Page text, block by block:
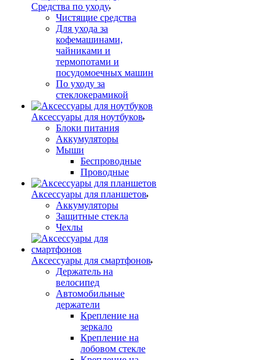
Средства по уходу
Чистящие средства
Для ухода за
кофемашинами,
чайниками и
термопотами и
посудомоечных машин
По уходу за
стеклокерамикой
Аксессуары для ноутбуков
Блоки питания
Аккумуляторы
Мыши
Беспроводные
Проводные
Аксессуары для планшетов
Аккумуляторы
Защитные стекла
Чехлы
Аксессуары для смартфонов
Держатель на
велосипед
Автомобильные
держатели
Крепление на
зеркало
Крепление на
лобовом стекле